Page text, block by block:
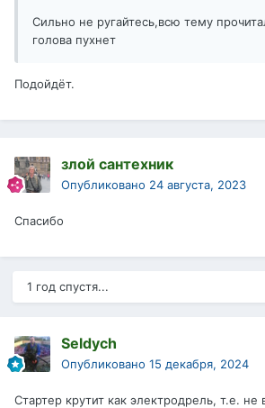
Сильно не ругайтесь,всю тему
голова пухнет
Подойдëт.
злой сантехник
Опубликовано 24 августа, 2023
Спасибо
1 год спустя...
Seldych
Опубликовано 15 декабря, 2024
Стартер крутит как электродрель, т.е. не